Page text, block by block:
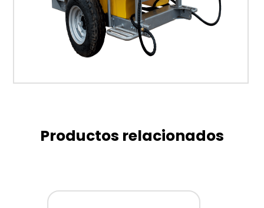
Productos relacionados